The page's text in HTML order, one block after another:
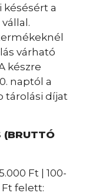
késésért a
várható
készre
naptól a
tárolási díjat
(BRUTTÓ
Ft | 100-
Ft felett: